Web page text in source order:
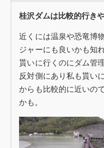
桂沢ダムは比較的行き
近くには温泉や恐竜博
ジャーにも良いかも知
貰いに行くのにダム管
反対側にあり私も貰い
からも比較的に近いの
かも。